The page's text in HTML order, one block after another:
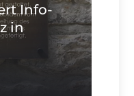
Info-
in